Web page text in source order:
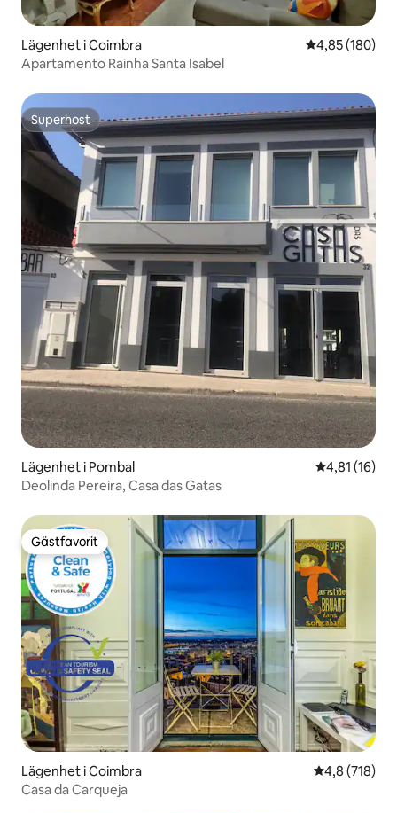
Lägenhet i Coimbra 4,85 av 5 i
4,85 (180)
Apartamento Rainha Santa Isabel
Superhost
Superhost
Lägenhet i Pombal 4,81 av 5 i
4,81 (16)
Deolinda Pereira, Casa das Gatas
Gästfavorit
Gästfavorit
Lägenhet i Coimbra 4,8 av 5 i
4,8 (718)
Casa da Carqueja